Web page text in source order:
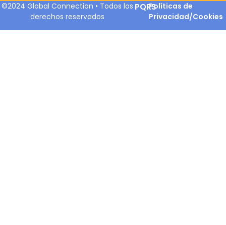
©2024 Global Connection • Todos los
derechos reservados
PQRSPolíticas de
Privacidad/Cookies